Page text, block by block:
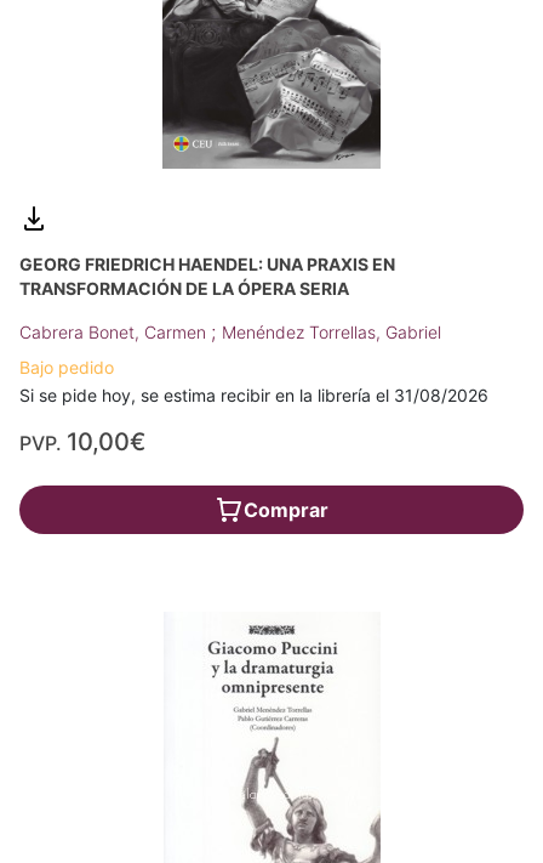
GEORG FRIEDRICH HAENDEL: UNA PRAXIS EN
TRANSFORMACIÓN DE LA ÓPERA SERIA
Cabrera Bonet, Carmen ; Menéndez Torrellas, Gabriel
Bajo pedido
Si se pide hoy, se estima recibir en la librería el 31/08/2026
PVP. 10,00€
Comprar